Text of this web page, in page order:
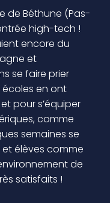
de Béthune (Pas-
high-tech !
encore du
et
se faire prier
écoles en ont
pour s’équiper
comme
semaines se
élèves comme
de
satisfaits !